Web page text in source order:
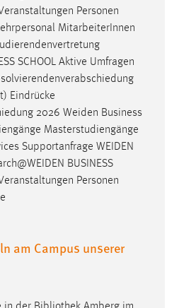
Personen
MitarbeiterInnen
SCHOOL Aktive Umfragen
Eindrücke
2026 Weiden Business
Masterstudiengänge
Supportanfrage WEIDEN
BUSINESS
Personen
am Campus unserer
in der Bibliothek Amberg im
nutzen zu können.
Sitzungslaufzeit, mibew_locale = 3
1 Jahr